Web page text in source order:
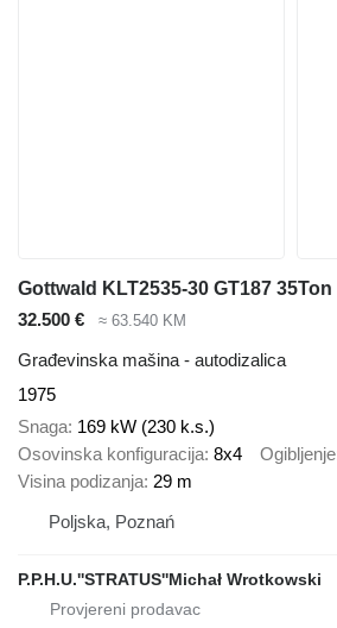
Gottwald KLT2535-30 GT187 35Ton
32.500 €
≈ 63.540 KM
Građevinska mašina - autodizalica
1975
Snaga 169 kW (230 k.s.)
Osovinska konfiguracija 8x4 Ogibljenje
Visina podizanja 29 m
Poljska, Poznań
P.P.H.U.''STRATUS''Michał Wrotkowski